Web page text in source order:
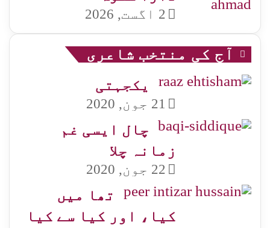
2 اگست, 2026
آج کی منتخب شاعری
یکجہتی
21 جون, 2020
چال ایسی غم
زمانہ چلا
22 جون, 2020
تھا میں
کیا، اور کیا سے کیا